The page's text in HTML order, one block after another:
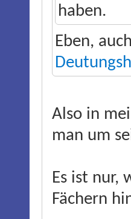
haben.
Eben,
Also in
man um
Es ist nur,
Fächern